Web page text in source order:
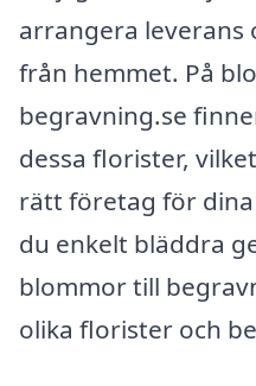
arrangera leverans
från hemmet. På
begravning.se
dessa florister,
rätt företag för
du enkelt bläddra
blommor till
olika florister och